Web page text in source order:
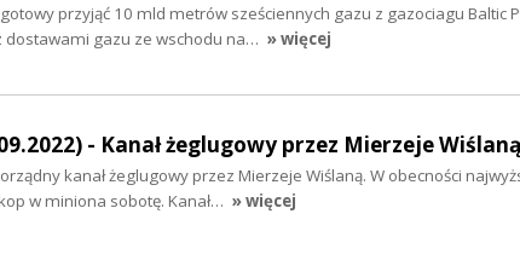
przyjąć 10 mld metrów sześciennych gazu z gazociagu Baltic
dostawami gazu ze wschodu na… » więcej
- Kanał żeglugowy przez Mierzeje
kanał żeglugowy przez Mierzeje Wiślaną. W obecności
w miniona sobotę. Kanał… » więcej